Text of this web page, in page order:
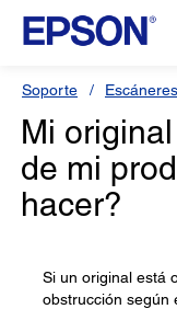
Soporte Escáneres
Mi
de mi
hacer?
Si un original está
obstrucción según